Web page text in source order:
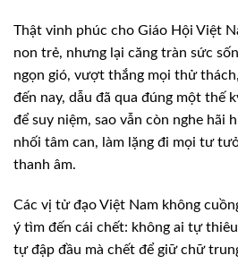
Thật vinh phúc cho Giáo Hội Việt
non trẻ, nhưng lại căng tràn sức
ngọn gió, vượt thắng mọi thử
đến nay, dẫu đã qua đúng một thế
để suy niệm, sao vẫn còn nghe hãi
nhối tâm can, làm lặng đi mọi tư
thanh âm.
Các vị tử đạo Việt Nam không
ý tìm đến cái chết: không ai tự
tự đập đầu mà chết để giữ chữ